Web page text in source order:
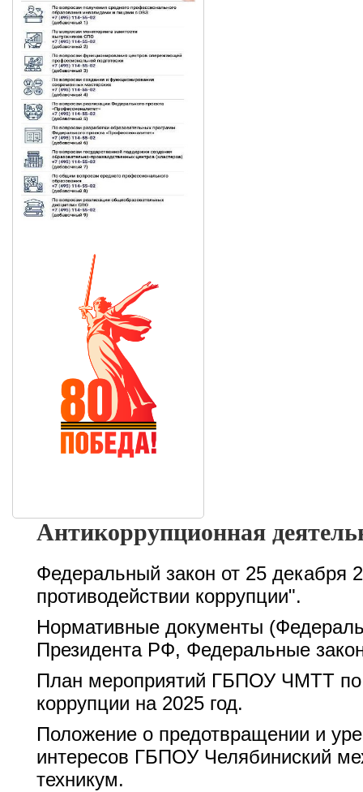
Антикоррупционная
Федеральный закон от 25 декабря
противодействии коррупции".
Нормативные документы
Президента РФ, Федеральные
План мероприятий ГБПОУ ЧМТТ по
коррупции на 2025 год.
Положение о предотвращении и
интересов ГБПОУ Челябиниский
техникум.